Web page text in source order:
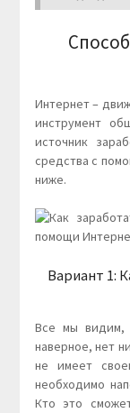
Интернет –
инструмент
источник
средства с
ниже.
Вариант 1:
Все мы видим,
наверное, нет
не имеет
необходимо
Кто это